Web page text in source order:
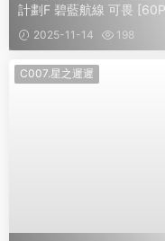
計劃F 碧藍航線 可畏
2025-11-14 198
C007.星之遲遲